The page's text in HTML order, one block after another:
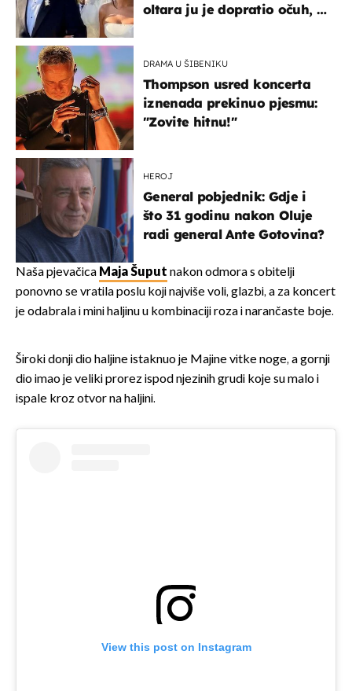
oltara ju je dopratio očuh, a
DRAMA U ŠIBENIKU
Thompson usred koncerta
iznenada prekinuo pjesmu:
"Zovite hitnu!"
HEROJ
General pobjednik: Gdje i
što 31 godinu nakon Oluje
radi general Ante Gotovina?
Naša pjevačica Maja Šuput nakon odmora s obitelji
ponovno se vratila poslu koji najviše voli, glazbi, a za koncert
je odabrala i mini haljinu u kombinaciji roza i narančaste boje.
Široki donji dio haljine istaknuo je Majine vitke noge, a gornji
dio imao je veliki prorez ispod njezinih grudi koje su malo i
ispale kroz otvor na haljini.
View this post on Instagram